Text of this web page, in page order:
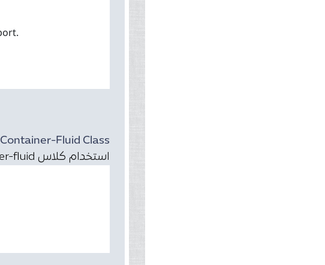
Container-Fluid Class
استخدام كلاس container-fluid